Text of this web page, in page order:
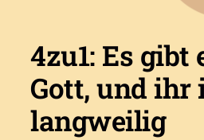
4zu1: Es gibt
Gott, und ihr
langweilig